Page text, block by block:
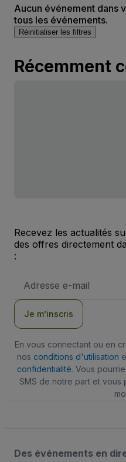
Aucun événement dans
tous les événements.
Réinitialiser les filtres
Récemment
Recevez les actualités
des offres directement
:
e-
Je m’inscris
En vous connectant ou en
nos conditions d'utilisation
confidentialité. Vous
SMS de notre part et vous
Des événements en